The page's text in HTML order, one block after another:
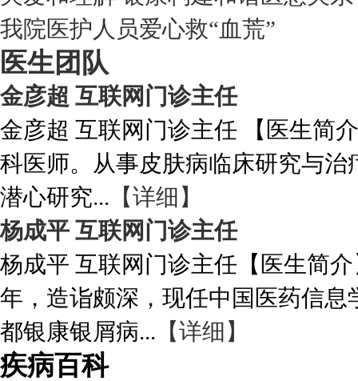
我院医护人员爱心救“血荒”
医生团队
金彦超 互联网门诊主任
金彦超 互联网门诊主任 【医生简
科医师。从事皮肤病临床研究与
潜心研究... 【详细】
杨成平 互联网门诊主任
杨成平 互联网门诊主任【医生简
年，造诣颇深，现任中国医药信
都银康银屑病... 【详细】
疾病百科